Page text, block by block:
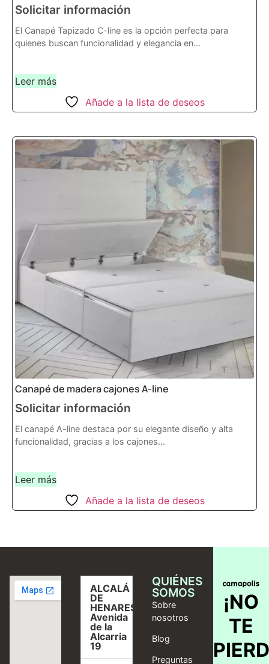
Solicitar información
El Canapé Tapizado C-line es la opción perfecta para
quienes buscan funcionalidad y elegancia en...
Leer más
Añade a la lista de deseos
Canapé de madera cajones A-line
Solicitar información
El canapé A-line destaca por su elegante diseño y alta
funcionalidad, gracias a los cajones...
Leer más
Añade a la lista de deseos
ALCALÁ
DE
HENARES,
Avenida
de la
Alcarria
19
QUIÉNES
SOMOS
Sobre
nosotros
Blog
Preguntas
¡NO
TE